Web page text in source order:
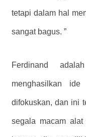
tetapi dalam hal
sangat bagus. ”
Ferdinand
menghasilkan
difokuskan, dan ini
segala macam